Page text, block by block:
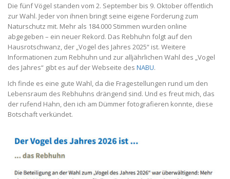
Die fünf Vögel standen vom 2. September bis 9. Oktober öffentlich
zur Wahl. Jeder von ihnen bringt seine eigene Forderung zum
Naturschutz mit. Mehr als 184.000 Stimmen wurden online
abgegeben – ein neuer Rekord. Das Rebhuhn folgt auf den
Hausrotschwanz, der „Vogel des Jahres 2025“ ist. Weitere
Informationen zum Rebhuhn und zur alljährlichen Wahl des „Vogel
des Jahres“ gibt es auf der Webseite des NABU.
Ich finde es eine gute Wahl, da die Fragestellungen rund um den
Lebensraum des Rebhuhns drängend sind. Und es freut mich, das
der rufend Hahn, den ich am Dümmer fotografieren konnte, diese
Botschaft verkündet.